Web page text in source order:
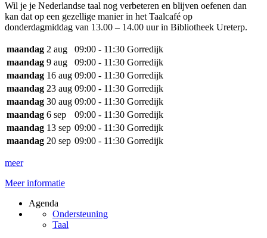
Wil je je Nederlandse taal nog verbeteren en blijven oefenen dan
kan dat op een gezellige manier in het Taalcafé op
donderdagmiddag van 13.00 – 14.00 uur in Bibliotheek Ureterp.
maandag 2 aug 09:00 - 11:30 Gorredijk
maandag 9 aug 09:00 - 11:30 Gorredijk
maandag 16 aug 09:00 - 11:30 Gorredijk
maandag 23 aug 09:00 - 11:30 Gorredijk
maandag 30 aug 09:00 - 11:30 Gorredijk
maandag 6 sep 09:00 - 11:30 Gorredijk
maandag 13 sep 09:00 - 11:30 Gorredijk
maandag 20 sep 09:00 - 11:30 Gorredijk
meer
Meer informatie
Agenda
Ondersteuning
Taal